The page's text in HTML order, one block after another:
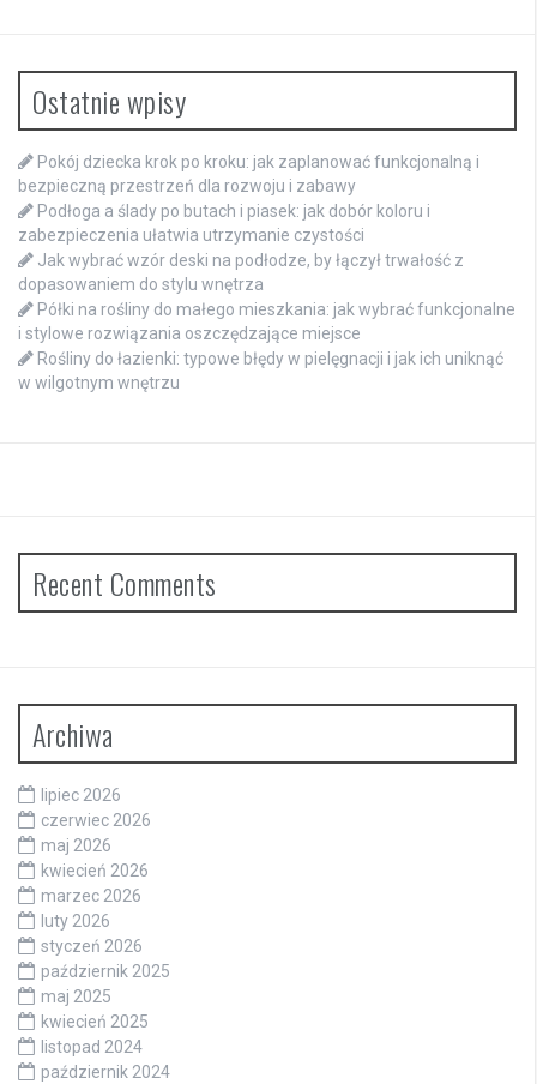
Ostatnie wpisy
Pokój dziecka krok po kroku: jak zaplanować funkcjonalną i
bezpieczną przestrzeń dla rozwoju i zabawy
Podłoga a ślady po butach i piasek: jak dobór koloru i
zabezpieczenia ułatwia utrzymanie czystości
Jak wybrać wzór deski na podłodze, by łączył trwałość z
dopasowaniem do stylu wnętrza
Półki na rośliny do małego mieszkania: jak wybrać funkcjonalne
i stylowe rozwiązania oszczędzające miejsce
Rośliny do łazienki: typowe błędy w pielęgnacji i jak ich uniknąć
w wilgotnym wnętrzu
Recent Comments
Archiwa
lipiec 2026
czerwiec 2026
maj 2026
kwiecień 2026
marzec 2026
luty 2026
styczeń 2026
październik 2025
maj 2025
kwiecień 2025
listopad 2024
październik 2024